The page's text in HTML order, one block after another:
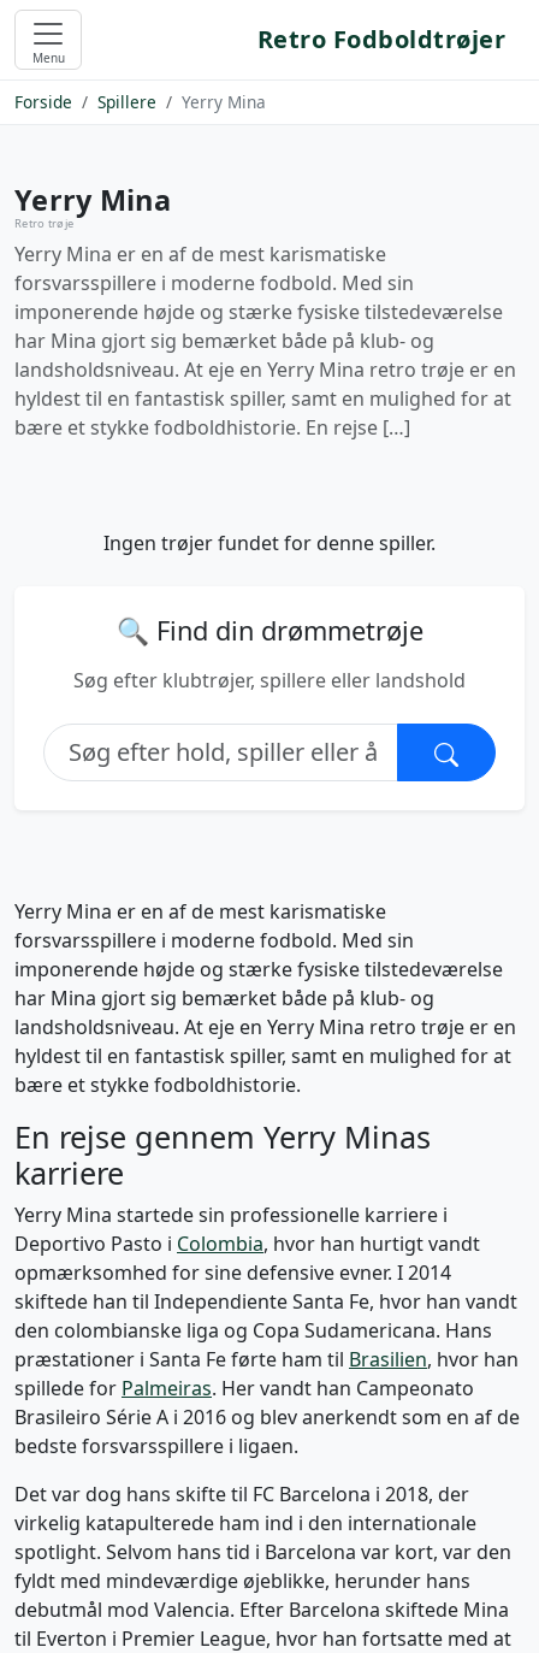
Menu
Retro Fodboldtrøjer
Forside Spillere Yerry Mina
Yerry Mina
Retro trøje
Yerry Mina er en af de mest karismatiske
forsvarsspillere i moderne fodbold. Med sin
imponerende højde og stærke fysiske tilstedeværelse
har Mina gjort sig bemærket både på klub- og
landsholdsniveau. At eje en Yerry Mina retro trøje er en
hyldest til en fantastisk spiller, samt en mulighed for at
bære et stykke fodboldhistorie. En rejse […]
Ingen trøjer fundet for denne spiller.
🔍 Find din drømmetrøje
Søg efter klubtrøjer, spillere eller landshold
Yerry Mina er en af de mest karismatiske
forsvarsspillere i moderne fodbold. Med sin
imponerende højde og stærke fysiske tilstedeværelse
har Mina gjort sig bemærket både på klub- og
landsholdsniveau. At eje en Yerry Mina retro trøje er en
hyldest til en fantastisk spiller, samt en mulighed for at
bære et stykke fodboldhistorie.
En rejse gennem Yerry Minas
karriere
Yerry Mina startede sin professionelle karriere i
Deportivo Pasto i Colombia, hvor han hurtigt vandt
opmærksomhed for sine defensive evner. I 2014
skiftede han til Independiente Santa Fe, hvor han vandt
den colombianske liga og Copa Sudamericana. Hans
præstationer i Santa Fe førte ham til Brasilien, hvor han
spillede for Palmeiras. Her vandt han Campeonato
Brasileiro Série A i 2016 og blev anerkendt som en af de
bedste forsvarsspillere i ligaen.
Det var dog hans skifte til FC Barcelona i 2018, der
virkelig katapulterede ham ind i den internationale
spotlight. Selvom hans tid i Barcelona var kort, var den
fyldt med mindeværdige øjeblikke, herunder hans
debutmål mod Valencia. Efter Barcelona skiftede Mina
til Everton i Premier League, hvor han fortsatte med at